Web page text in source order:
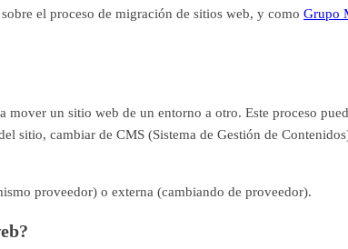
el proceso de migración de sitios web, y como Grupo
un sitio web de un entorno a otro. Este proceso
sitio, cambiar de CMS (Sistema de Gestión de
proveedor) o externa (cambiando de proveedor).